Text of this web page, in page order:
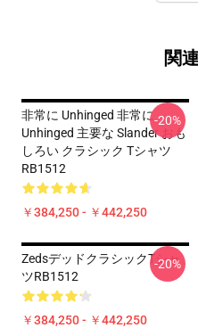
関
非常に Unhinged 非常に
Unhinged 主要な Slander おも
しろい クラシック Tシャツ
RB1512
￥384,250 - ￥442,250
-20%
ZedsデッドクラシックTシャ
ツRB1512
￥384,250 - ￥442,250
-20%